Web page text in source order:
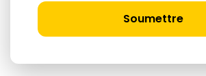
Soumettre